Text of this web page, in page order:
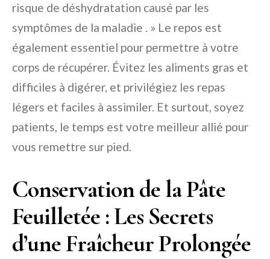
risque de déshydratation causé par les
symptômes de la maladie . » Le repos est
également essentiel pour permettre à votre
corps de récupérer. Évitez les aliments gras et
difficiles à digérer, et privilégiez les repas
légers et faciles à assimiler. Et surtout, soyez
patients, le temps est votre meilleur allié pour
vous remettre sur pied.
Conservation de la Pâte
Feuilletée : Les Secrets
d’une Fraîcheur Prolongée